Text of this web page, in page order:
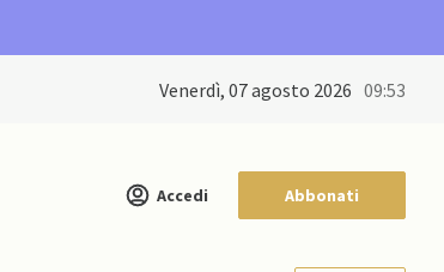
venerdì, 07 agosto 2026 09:53
Accedi Abbonati